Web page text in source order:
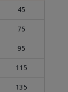
45
75
95
115
135